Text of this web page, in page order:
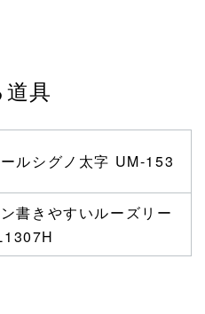
具
ルシグノ太字 UM-153
書きやすいルーズリー